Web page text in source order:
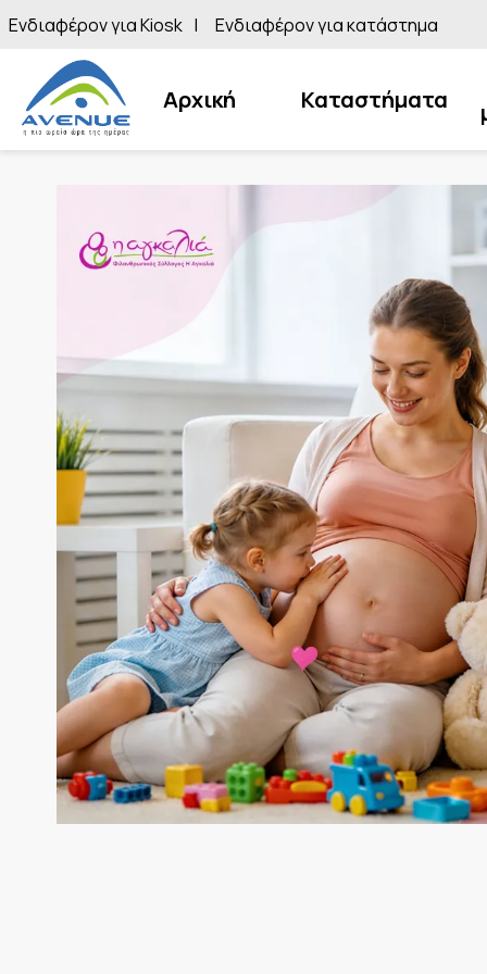
Ενδιαφέρον για Kiosk Ενδιαφέρον για κατάστημα
Αρχική Καταστήματα